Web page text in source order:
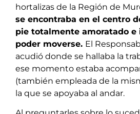
hortalizas de la Región de
se encontraba en el centro
pie totalmente amoratado e
poder moverse. El
acudió donde se hallaba la
ese momento estaba
(también empleada de la
la que se apoyaba al andar.